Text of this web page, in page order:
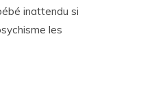
inattendu si
les